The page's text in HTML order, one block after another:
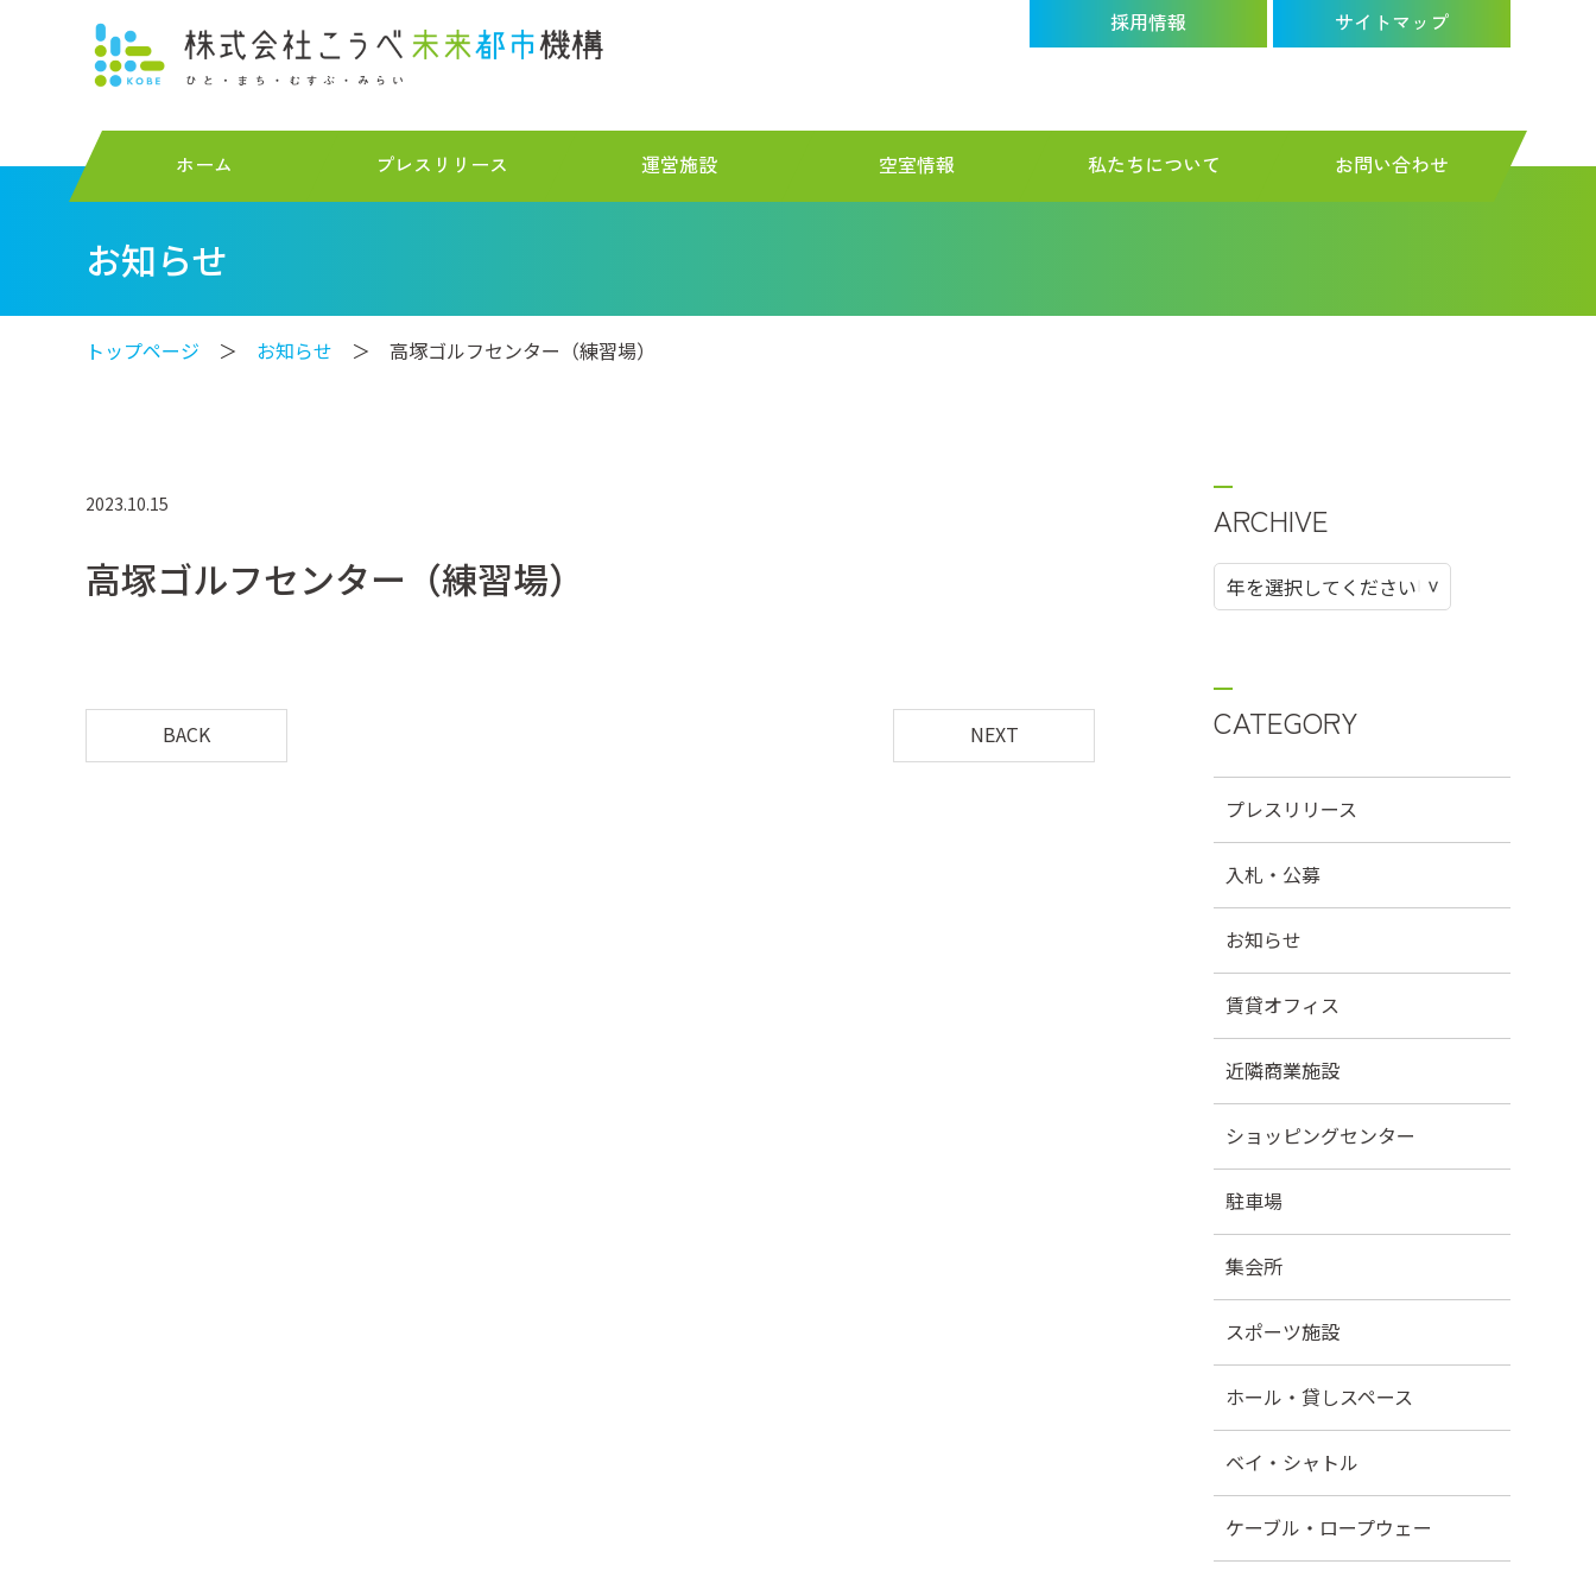
採用情報 サイトマップ
ホーム プレスリリース 運営施設 空室情報 私たちについて お問い合わせ
お知らせ
トップページ ＞ お知らせ ＞ 高塚ゴルフセンター（練習場）
2023.10.15
高塚ゴルフセンター（練習場）
BACK NEXT
ARCHIVE
CATEGORY
プレスリリース
入札・公募
お知らせ
賃貸オフィス
近隣商業施設
ショッピングセンター
駐車場
集会所
スポーツ施設
ホール・貸しスペース
ベイ・シャトル
ケーブル・ロープウェー